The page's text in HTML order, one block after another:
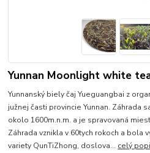
Yunnan Moonlight white
Yunnanský biely čaj Yueguangbai z
južnej časti provincie Yunnan. Záhrada
okolo 1600m.n.m. a je spravovaná
Záhrada vznikla v 60tych rokoch a bola
variety QunTiZhong, doslova... celý